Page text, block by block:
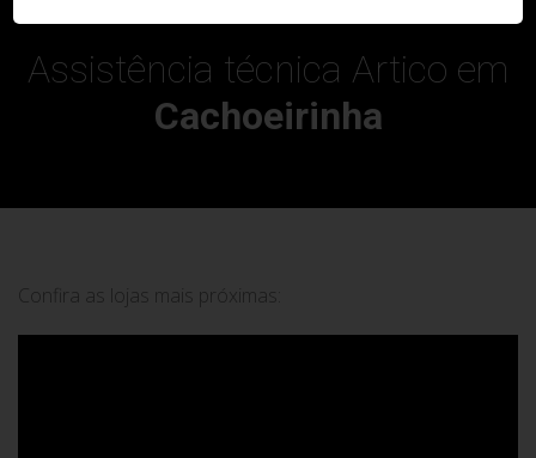
Assistência técnica Artico em
Cachoeirinha
Confira as lojas mais próximas: